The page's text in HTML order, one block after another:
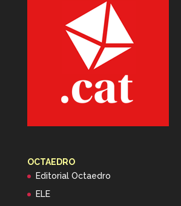
OCTAEDRO
Editorial Octaedro
ELE